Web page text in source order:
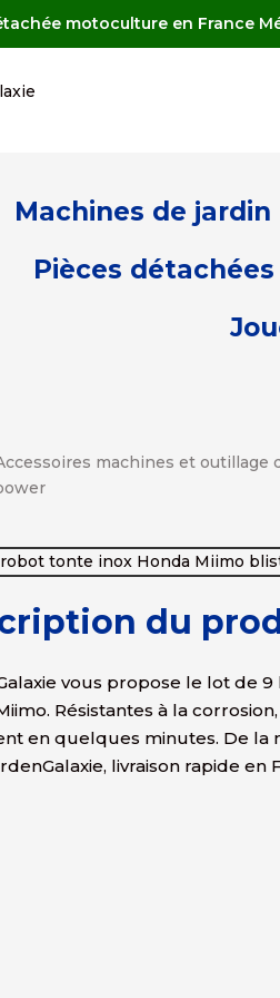
motoculture en France
Machines de
Pièces
machines et outillage
du
vous propose le lot de
Résistantes à la
en quelques minutes. De
livraison rapide